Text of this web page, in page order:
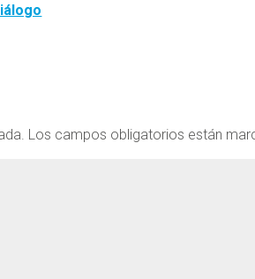
Los campos obligatorios están